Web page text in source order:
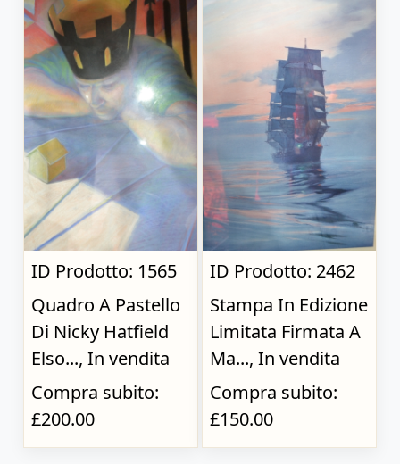
ID Prodotto: 1565
Quadro A Pastello
Di Nicky Hatfield
Elso..., In vendita
Compra subito:
£200.00
ID Prodotto: 2462
Stampa In Edizione
Limitata Firmata A
Ma..., In vendita
Compra subito:
£150.00